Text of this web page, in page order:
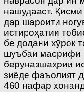
нашудааст.
дар шароити
истироҳатии
бе додани хӯрок
шуъбаи маорифи
беруназшаҳрии
зиёде фаъолият
460 нафар